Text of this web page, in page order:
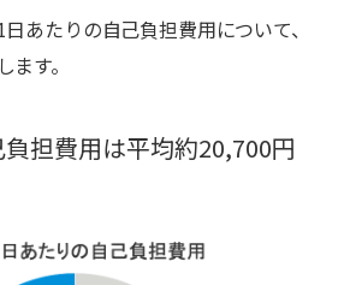
あたりの自己負担費用について、
す。
担費用は平均約20,700円